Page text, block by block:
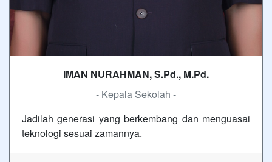
IMAN NURAHMAN, S.Pd., M.Pd.
- Kepala Sekolah -
Jadilah generasi yang berkembang dan menguasai
teknologi sesuai zamannya.